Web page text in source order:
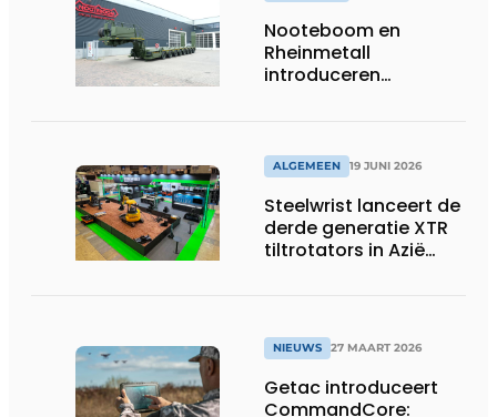
Nooteboom en
Rheinmetall
introduceren
ALGEMEEN 19 JUNI 2026
Steelwrist lanceert de
derde generatie XTR
tiltrotators in Azië
NIEUWS 27 MAART 2026
Getac introduceert
CommandCore: